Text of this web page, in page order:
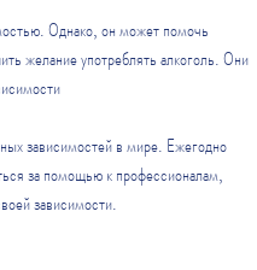
Однако, он может помочь
желание употреблять алкоголь. Они
зависимостей в мире. Ежегодно
за помощью к профессионалам,
зависимости.